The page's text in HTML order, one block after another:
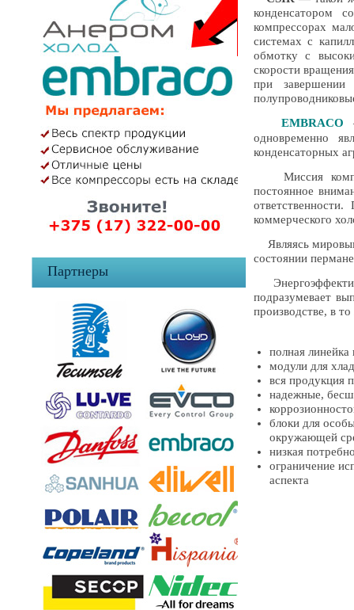
Партнеры
конденсатором
компрессорах
системах с
обмотку с
скорости
при завершении
EMBRACO
одновременно
конденсаторных
Миссия
постоянное
коммерческого
Являясь
состоянии
подразумевает
производстве, в
полная
модули для
вся продукция
надежные,
блоки для
окружающей
низкая
ограничение
аспекта